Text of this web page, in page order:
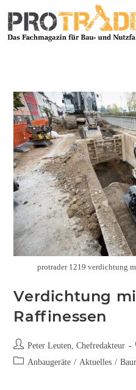
protrader 1219 verdichtung
Verdichtung
Raffinessen
Peter Leuten, Chefredakteur
Anbaugeräte / Aktuelles /